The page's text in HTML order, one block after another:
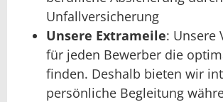
Unfallversicherung
Unsere Extrameile: Unsere
für jeden Bewerber die
finden. Deshalb bieten wir
persönliche Begleitung